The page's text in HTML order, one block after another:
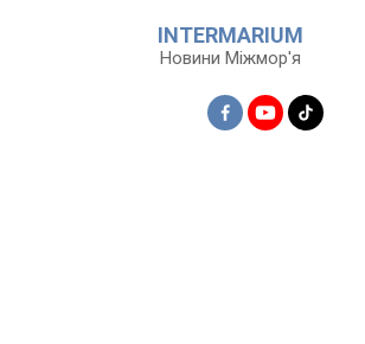
INTERMARIUM
Новини Міжмор'я